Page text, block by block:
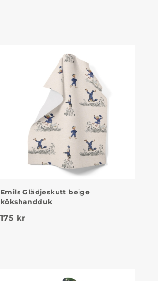
Emils Glädjeskutt beige
kökshandduk
175 kr